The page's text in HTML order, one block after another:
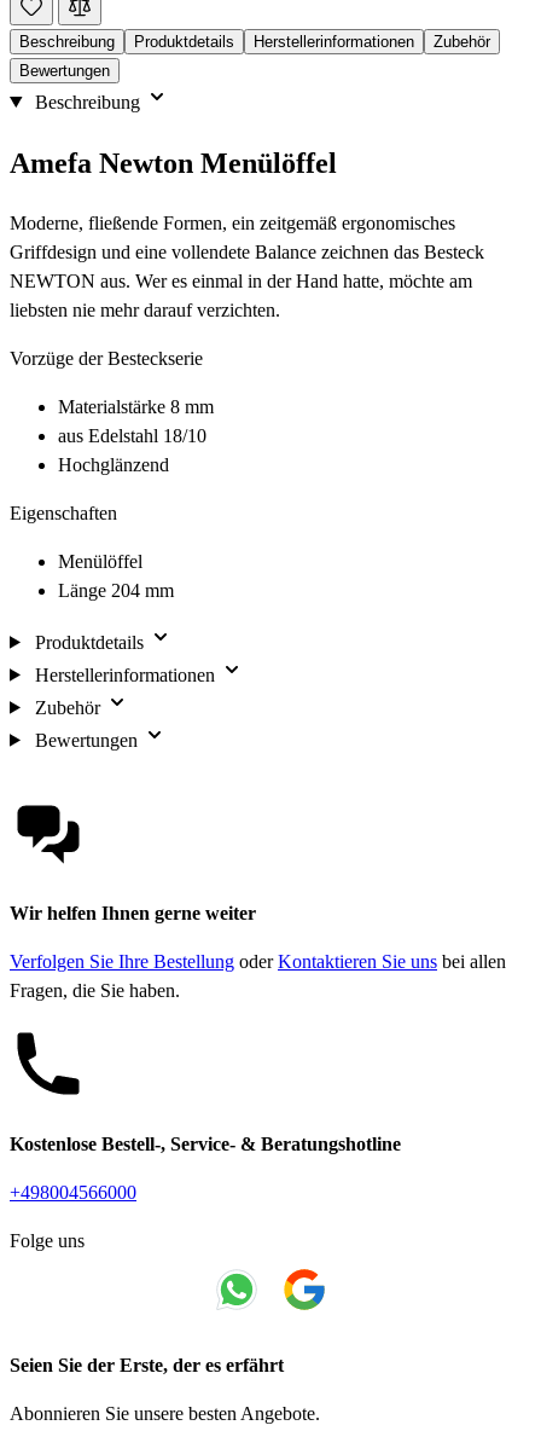
Beschreibung Produktdetails Herstellerinformationen
Zubehör
Bewertungen
Beschreibung
Amefa Newton Menülöffel
Moderne, fließende Formen, ein zeitgemäß ergonomisches
Griffdesign und eine vollendete Balance zeichnen das Besteck
NEWTON aus. Wer es einmal in der Hand hatte, möchte am
liebsten nie mehr darauf verzichten.
Vorzüge der Besteckserie
Materialstärke 8 mm
aus Edelstahl 18/10
Hochglänzend
Eigenschaften
Menülöffel
Länge 204 mm
Produktdetails
Herstellerinformationen
Zubehör
Bewertungen
Wir helfen Ihnen gerne weiter
Verfolgen Sie Ihre Bestellung oderKontaktieren Sie uns bei allen
Fragen, die Sie haben.
Kostenlose Bestell-, Service- & Beratungshotline
+498004566000
Folge uns
Seien Sie der Erste, der es erfährt
Abonnieren Sie unsere besten Angebote.